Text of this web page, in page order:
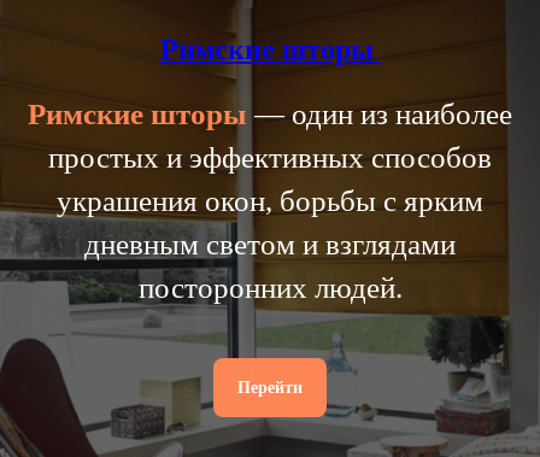
Римские шторы
Римские шторы — один из наиболее
простых и эффективных способов
украшения окон, борьбы с ярким
дневным светом и взглядами
посторонних людей.
Перейти